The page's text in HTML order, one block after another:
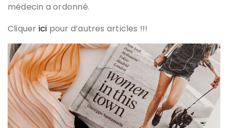
médecin a ordonné.
Cliquer ici pour d’autres articles !!!